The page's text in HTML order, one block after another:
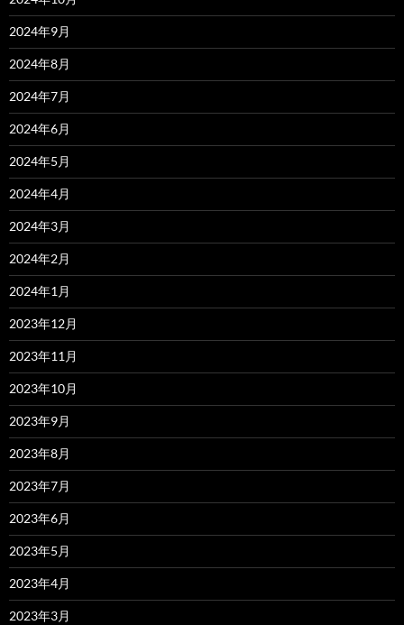
2024年9月
2024年8月
2024年7月
2024年6月
2024年5月
2024年4月
2024年3月
2024年2月
2024年1月
2023年12月
2023年11月
2023年10月
2023年9月
2023年8月
2023年7月
2023年6月
2023年5月
2023年4月
2023年3月